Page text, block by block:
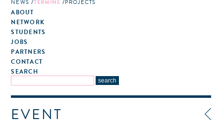
NEWS TERMINE PROJECTS
ABOUT
NETWORK
STUDENTS
JOBS
PARTNERS
CONTACT
SEARCH
EVENT